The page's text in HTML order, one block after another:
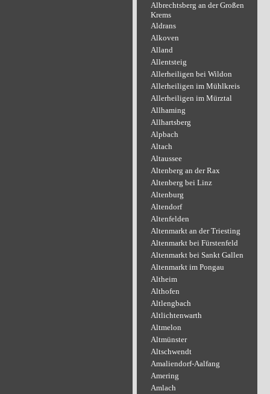
Albrechtsberg an der Großen
Krems
Aldrans
Alkoven
Alland
Allentsteig
Allerheiligen bei Wildon
Allerheiligen im Mühlkreis
Allerheiligen im Mürztal
Allhaming
Allhartsberg
Alpbach
Altach
Altaussee
Altenberg an der Rax
Altenberg bei Linz
Altenburg
Altendorf
Altenfelden
Altenmarkt an der Triesting
Altenmarkt bei Fürstenfeld
Altenmarkt bei Sankt Gallen
Altenmarkt im Pongau
Altheim
Althofen
Altlengbach
Altlichtenwarth
Altmelon
Altmünster
Altschwendt
Amaliendorf-Aalfang
Amering
Amlach